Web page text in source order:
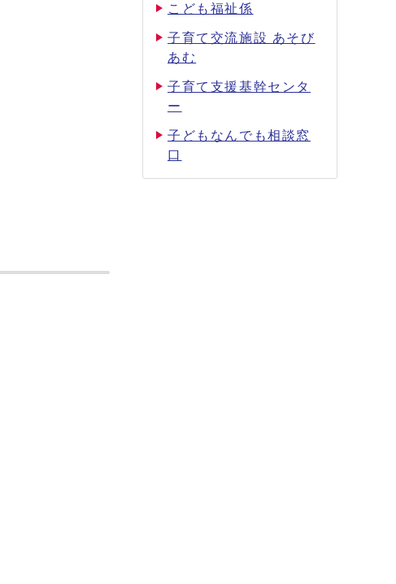
こども福祉係
子育て交流施設 あそび
あむ
子育て支援基幹センタ
ー
子どもなんでも相談窓
口